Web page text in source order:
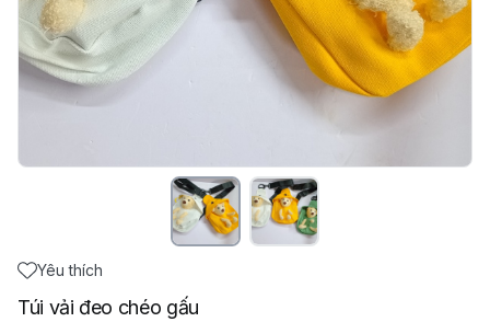
Yêu thích
Túi vải đeo chéo gấu